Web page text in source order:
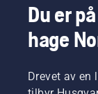
Du er
hage
Drevet av en